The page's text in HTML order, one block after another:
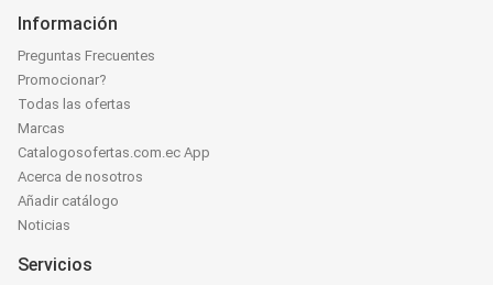
Información
Preguntas Frecuentes
Promocionar?
Todas las ofertas
Marcas
Catalogosofertas.com.ec App
Acerca de nosotros
Añadir catálogo
Noticias
Servicios